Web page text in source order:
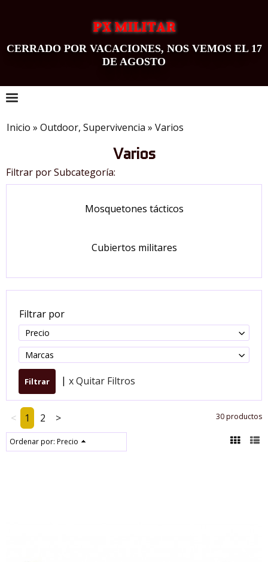
PX MILITAR
CERRADO POR VACACIONES, NOS VEMOS EL 17
DE AGOSTO
Inicio » Outdoor, Supervivencia » Varios
Varios
Filtrar por Subcategoría:
Mosquetones tácticos
Cubiertos militares
Filtrar por
Precio
Marcas
| x Quitar Filtros
< 1 2 > 30 productos
Ordenar por: Precio